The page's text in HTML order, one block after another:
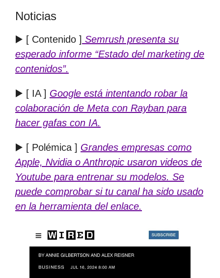
Noticias
▶️ [ Contenido ] Semrush presenta su
esperado informe “Estado del marketing de
contenidos”.
▶️ [ IA ] Google está intentando robar la
colaboración de Meta con Rayban para
hacer gafas con IA.
▶️ [ Polémica ] Grandes empresas como
Apple, Nvidia o Anthropic usaron videos de
Youtube para entrenar su modelos. Se
puede comprobar si tu canal ha sido usado
en la herramienta del enlace.